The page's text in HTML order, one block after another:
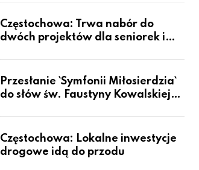
Częstochowa: Trwa nabór do
dwóch projektów dla seniorek i
Przesłanie `Symfonii Miłosierdzia`
do słów św. Faustyny Kowalskiej
Częstochowa: Lokalne inwestycje
drogowe idą do przodu